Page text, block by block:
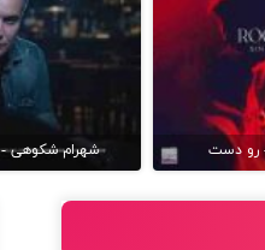
- رو دست شهرام شکوهی